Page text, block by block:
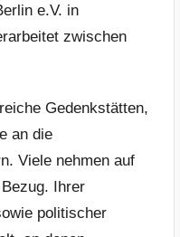
e.V. in
zwischen
Gedenkstätten,
an die
Viele nehmen auf
Ihrer
politischer